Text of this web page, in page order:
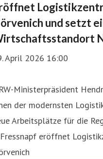
und setzt
April 2026 16:00
Ministerpräsident
der modernsten
Arbeitsplätze für die